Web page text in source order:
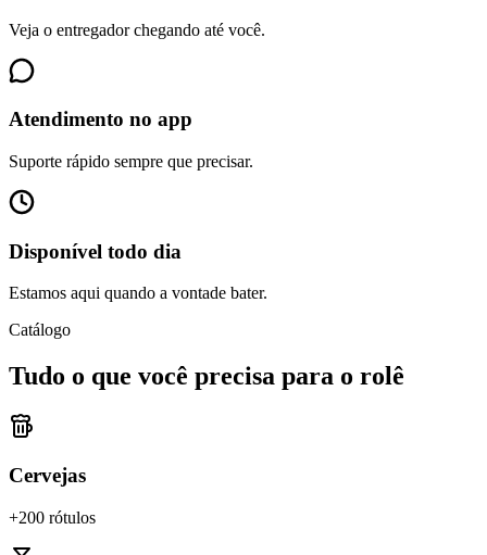
Veja o entregador chegando até você.
Atendimento no app
Suporte rápido sempre que precisar.
Disponível todo dia
Estamos aqui quando a vontade bater.
Catálogo
Tudo o que você precisa para o rolê
Cervejas
+200 rótulos